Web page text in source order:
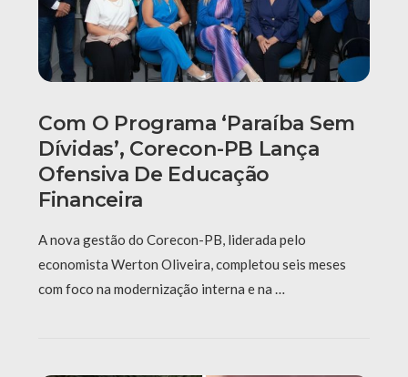
Com O Programa ‘Paraíba Sem
Dívidas’, Corecon-PB Lança
Ofensiva De Educação
Financeira
A nova gestão do Corecon-PB, liderada pelo
economista Werton Oliveira, completou seis meses
com foco na modernização interna e na …